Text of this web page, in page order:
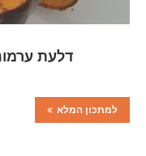
דלעת
למתכון המלא